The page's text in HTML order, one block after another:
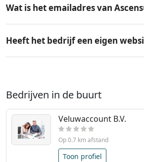
Wat is het emailadres van
Heeft het bedrijf een eigen
Bedrijven in de buurt
Veluwaccount B.V.
Op 0.7 km afstand
Toon profiel